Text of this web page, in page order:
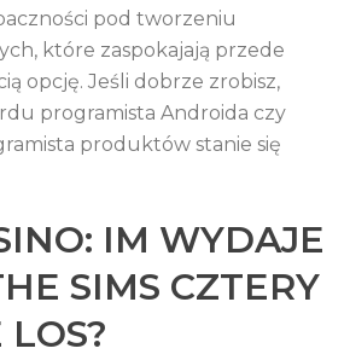
pod tworzeniu
które zaspokajają przede
opcję. Jeśli dobrze zrobisz,
programista Androida czy
produktów stanie się
IM WYDAJE
SIMS CZTERY
LOS?